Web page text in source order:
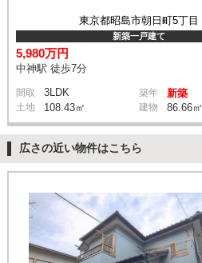
東京都昭島市朝日町5丁目
新築一戸建て
5,980万円
中神駅 徒歩7分
間取 3LDK 築年 新築
土地 108.43㎡ 建物 86.66㎡
広さの近い物件はこちら